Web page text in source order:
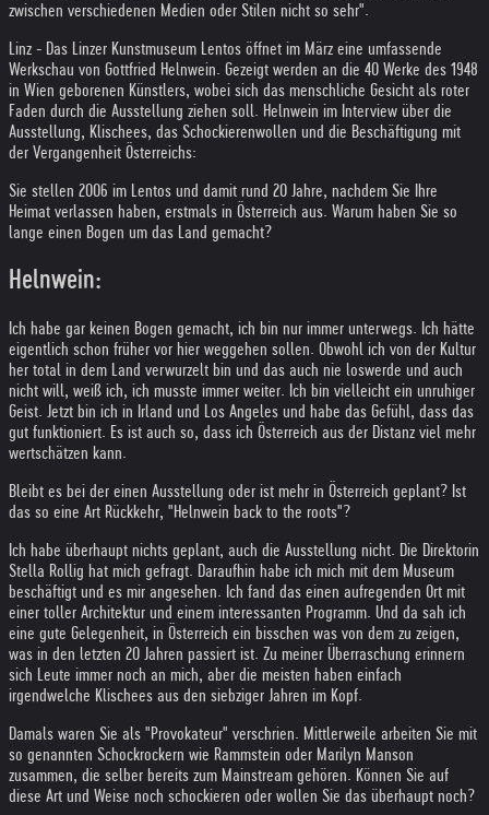
zwischen verschiedenen Medien oder Stilen nicht so sehr".
Linz - Das Linzer Kunstmuseum Lentos öffnet im März eine umfassende
Werkschau von Gottfried Helnwein. Gezeigt werden an die 40 Werke des 1948
in Wien geborenen Künstlers, wobei sich das menschliche Gesicht als roter
Faden durch die Ausstellung ziehen soll. Helnwein im Interview über die
Ausstellung, Klischees, das Schockierenwollen und die Beschäftigung mit
der Vergangenheit Österreichs:
Sie stellen 2006 im Lentos und damit rund 20 Jahre, nachdem Sie Ihre
Heimat verlassen haben, erstmals in Österreich aus. Warum haben Sie so
lange einen Bogen um das Land gemacht?
Helnwein:
Ich habe gar keinen Bogen gemacht, ich bin nur immer unterwegs. Ich hätte
eigentlich schon früher vor hier weggehen sollen. Obwohl ich von der Kultur
her total in dem Land verwurzelt bin und das auch nie loswerde und auch
nicht will, weiß ich, ich musste immer weiter. Ich bin vielleicht ein unruhiger
Geist. Jetzt bin ich in Irland und Los Angeles und habe das Gefühl, dass das
gut funktioniert. Es ist auch so, dass ich Österreich aus der Distanz viel mehr
wertschätzen kann.
Bleibt es bei der einen Ausstellung oder ist mehr in Österreich geplant? Ist
das so eine Art Rückkehr, "Helnwein back to the roots"?
Ich habe überhaupt nichts geplant, auch die Ausstellung nicht. Die Direktorin
Stella Rollig hat mich gefragt. Daraufhin habe ich mich mit dem Museum
beschäftigt und es mir angesehen. Ich fand das einen aufregenden Ort mit
einer toller Architektur und einem interessanten Programm. Und da sah ich
eine gute Gelegenheit, in Österreich ein bisschen was von dem zu zeigen,
was in den letzten 20 Jahren passiert ist. Zu meiner Überraschung erinnern
sich Leute immer noch an mich, aber die meisten haben einfach
irgendwelche Klischees aus den siebziger Jahren im Kopf.
Damals waren Sie als "Provokateur" verschrien. Mittlerweile arbeiten Sie mit
so genannten Schockrockern wie Rammstein oder Marilyn Manson
zusammen, die selber bereits zum Mainstream gehören. Können Sie auf
diese Art und Weise noch schockieren oder wollen Sie das überhaupt noch?